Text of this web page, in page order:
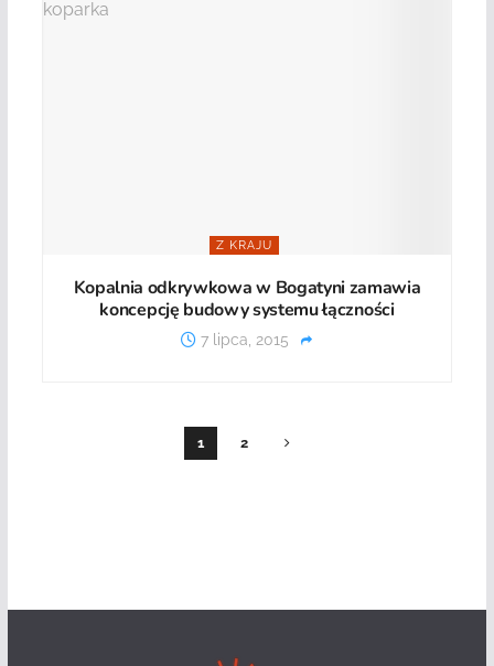
Z KRAJU
Kopalnia odkrywkowa w Bogatyni zamawia
koncepcję budowy systemu łączności
7 lipca, 2015
1 2